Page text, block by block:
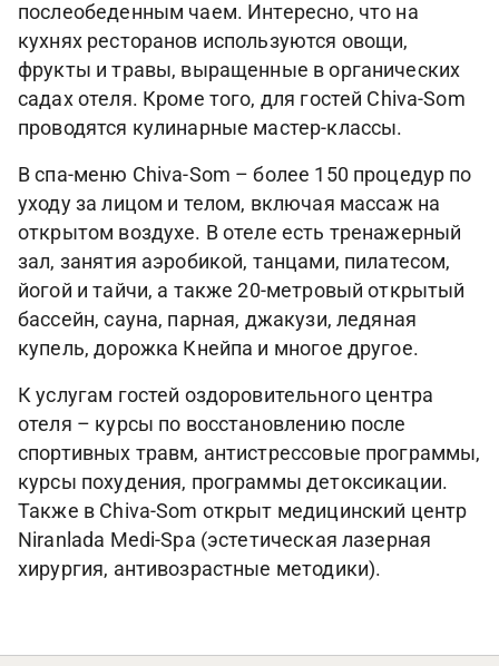
послеобеденным чаем. Интересно, что на
кухнях ресторанов используются овощи,
фрукты и травы, выращенные в органических
садах отеля. Кроме того, для гостей Chiva-Som
проводятся кулинарные мастер-классы.
В спа-меню Chiva-Som – более 150 процедур по
уходу за лицом и телом, включая массаж на
открытом воздухе. В отеле есть тренажерный
зал, занятия аэробикой, танцами, пилатесом,
йогой и тайчи, а также 20-метровый открытый
бассейн, сауна, парная, джакузи, ледяная
купель, дорожка Кнейпа и многое другое.
К услугам гостей оздоровительного центра
отеля – курсы по восстановлению после
спортивных травм, антистрессовые программы,
курсы похудения, программы детоксикации.
Также в Chiva-Som открыт медицинский центр
Niranlada Medi-Spa (эстетическая лазерная
хирургия, антивозрастные методики).